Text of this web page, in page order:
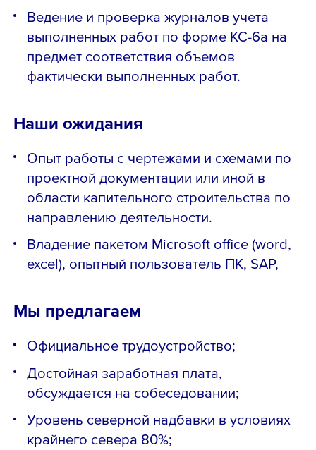
Ведение и проверка журналов учета
выполненных работ по форме КС-6а на
предмет соответствия объемов
фактически выполненных работ.
Наши ожидания
Опыт работы с чертежами и схемами по
проектной документации или иной в
области капительного строительства по
направлению деятельности.
Владение пакетом Microsoft office (word,
excel), опытный пользователь ПК, SAP,
Мы предлагаем
Официальное трудоустройство;
Достойная заработная плата,
обсуждается на собеседовании;
Уровень северной надбавки в условиях
крайнего севера 80%;